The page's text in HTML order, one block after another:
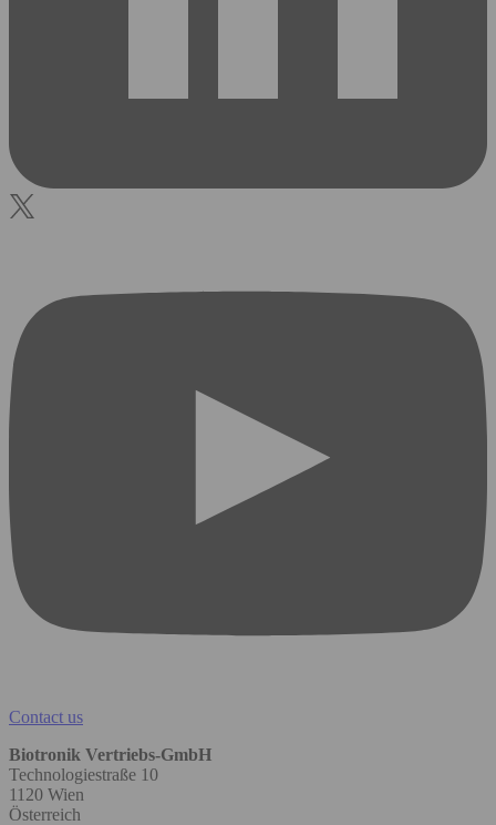
Contact us
Biotronik Vertriebs-GmbH
Technologiestraße 10
1120 Wien
Österreich